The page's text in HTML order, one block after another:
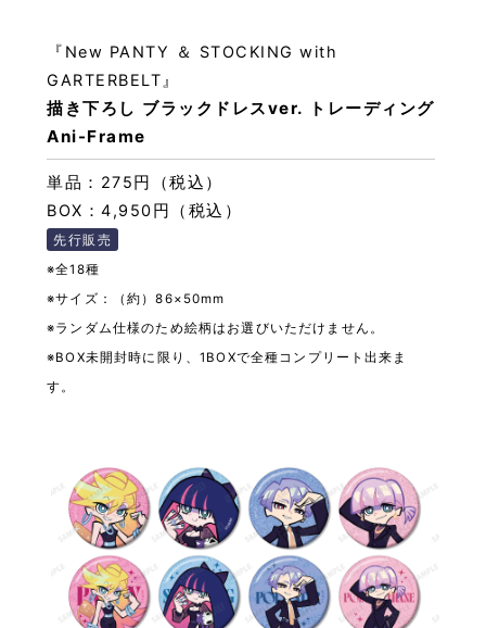
描き下ろし ブラックドレスver. トレーディング
Ani-Frame
『New PANTY ＆ STOCKING with
GARTERBELT』
単品：275円（税込）
BOX：4,950円（税込）
先行販売
※全18種
※サイズ：（約）86×50mm
※ランダム仕様のため絵柄はお選びいただけません。
※BOX未開封時に限り、1BOXで全種コンプリート出来ま
す。